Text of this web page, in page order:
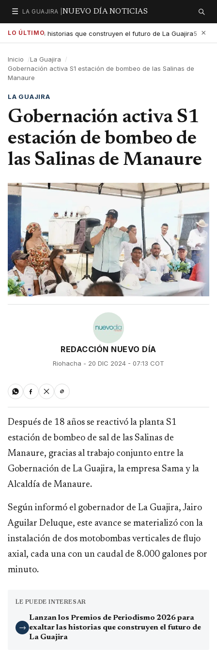
☰
Secciones
LA GUAJIRA | NUEVO DÍA NOTICIAS Buscar
LO ÚLTIMOlas historias que construyen el futuro de La Guajira5:01 PM
×
Inicio
La Guajira
Gobernación activa S1 estación de bombeo de las Salinas de
Manaure
LA GUAJIRA
Gobernación activa S1
estación de bombeo de
las Salinas de Manaure
REDACCIÓN NUEVO DÍA
Riohacha - 20 DIC 2024 - 07:13 COT
Después de 18 años se reactivó la planta S1
estación de bombeo de sal de las Salinas de
Manaure, gracias al trabajo conjunto entre la
Gobernación de La Guajira, la empresa Sama y la
Alcaldía de Manaure.
Según informó el gobernador de La Guajira, Jairo
Aguilar Deluque, este avance se materializó con la
instalación de dos motobombas verticales de flujo
axial, cada una con un caudal de 8.000 galones por
minuto.
LE PUEDE INTERESAR
→
Lanzan los Premios de Periodismo 2026 para
exaltar las historias que construyen el futuro de
La Guajira